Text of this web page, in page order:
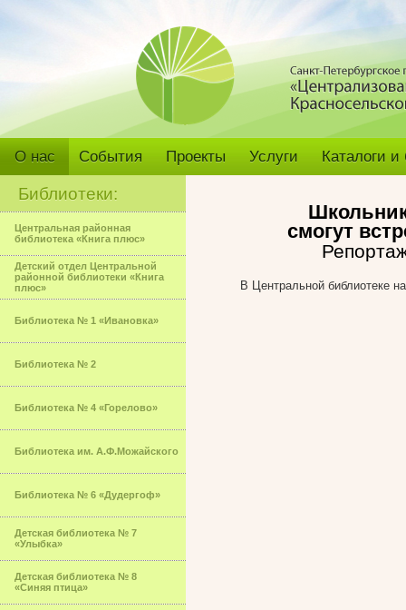
О нас События Проекты Услуги Каталоги
Библиотеки:
Центральная районная
библиотека «Книга плюс»
Детский отдел Центральной
районной библиотеки «Книга
плюс»
Библиотека № 1 «Ивановка»
Библиотека № 2
Библиотека № 4 «Горелово»
Библиотека им. А.Ф.Можайского
Библиотека № 6 «Дудергоф»
Детская библиотека № 7
«Улыбка»
Детская библиотека № 8
«Синяя птица»
смогут
В Центральной библиотеке